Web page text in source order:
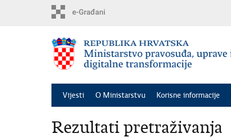
Vijesti O Ministarstvu Korisne informacije
Rezultati pretraživanja